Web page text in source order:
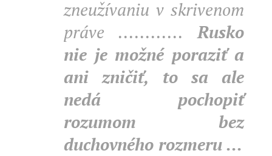
zneužívaniu v skrivenom
práve ............Rusko
nie je možné poraziť a
ani zničiť, to sa ale
nedá pochopiť
rozumom bez
duchovného rozmeru ...